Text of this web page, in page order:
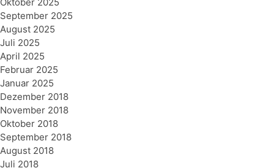
September 2025
August 2025
Juli 2025
April 2025
Februar 2025
Januar 2025
Dezember 2018
November 2018
Oktober 2018
September 2018
August 2018
Juli 2018